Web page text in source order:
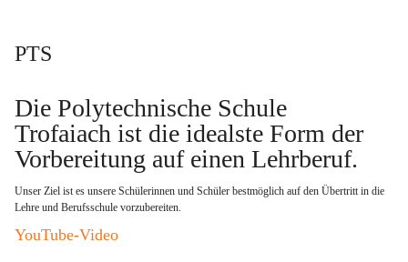
PTS
Die Polytechnische Schule
Trofaiach ist die idealste Form der
Vorbereitung auf einen Lehrberuf.
Unser Ziel ist es unsere Schülerinnen und Schüler bestmöglich auf den Übertritt in die
Lehre und Berufsschule vorzubereiten.
YouTube-Video